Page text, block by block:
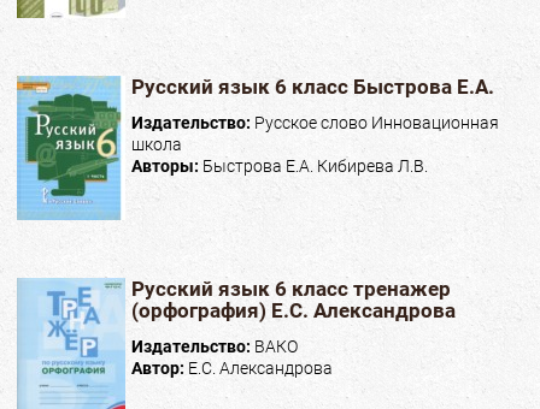
Русский язык 6 класс Быстрова Е.А.
Издательство: Русское слово Инновационная
школа
Авторы: Быстрова Е.А. Кибирева Л.В.
Русский язык 6 класс тренажер
(орфография) Е.С. Александрова
Издательство: ВАКО
Автор: Е.С. Александрова